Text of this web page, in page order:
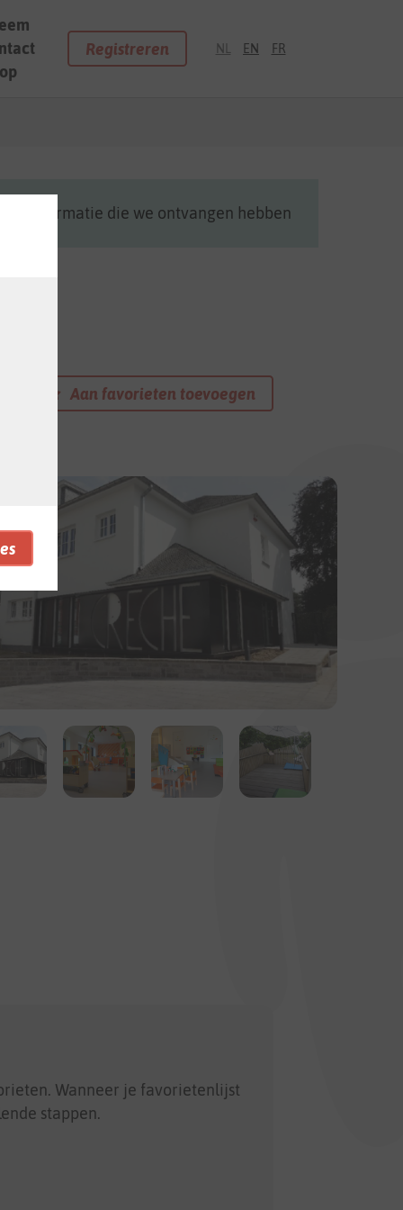
op
Registreren NL EN FR
informatie die we ontvangen hebben
Aan favorieten toevoegen
Wanneer je favorietenlijst
stappen.